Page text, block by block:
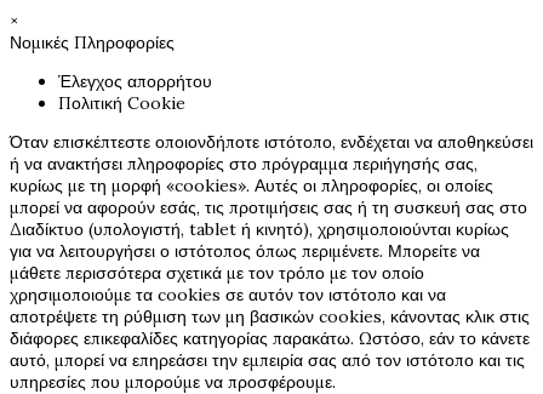
×
Νομικές Πληροφορίες
Έλεγχος απορρήτου
Πολιτική Cookie
Όταν επισκέπτεστε οποιονδήποτε ιστότοπο, ενδέχεται να αποθηκεύσει
ή να ανακτήσει πληροφορίες στο πρόγραμμα περιήγησής σας,
κυρίως με τη μορφή «cookies». Αυτές οι πληροφορίες, οι οποίες
μπορεί να αφορούν εσάς, τις προτιμήσεις σας ή τη συσκευή σας στο
Διαδίκτυο (υπολογιστή, tablet ή κινητό), χρησιμοποιούνται κυρίως
για να λειτουργήσει ο ιστότοπος όπως περιμένετε. Μπορείτε να
μάθετε περισσότερα σχετικά με τον τρόπο με τον οποίο
χρησιμοποιούμε τα cookies σε αυτόν τον ιστότοπο και να
αποτρέψετε τη ρύθμιση των μη βασικών cookies, κάνοντας κλικ στις
διάφορες επικεφαλίδες κατηγορίας παρακάτω. Ωστόσο, εάν το κάνετε
αυτό, μπορεί να επηρεάσει την εμπειρία σας από τον ιστότοπο και τις
υπηρεσίες που μπορούμε να προσφέρουμε.